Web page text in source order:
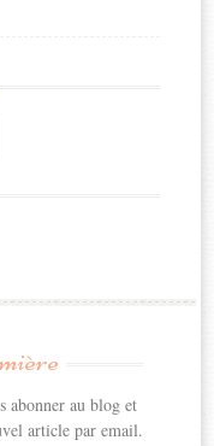
abonner au blog et
article par email.